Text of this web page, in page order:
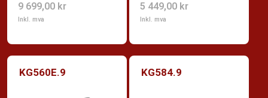
9 699,00 kr
Inkl. mva
5 449,00 kr
Inkl. mva
KG560E.9 KG584.9